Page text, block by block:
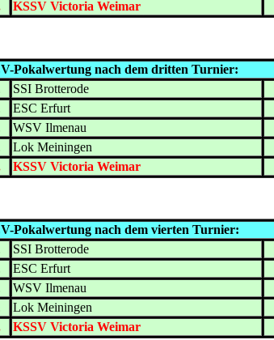
KSSV Victoria Weimar
Pokalwertung nach dem dritten Turnier:
SSI Brotterode
ESC Erfurt
WSV Ilmenau
Lok Meiningen
KSSV Victoria Weimar
Pokalwertung nach dem vierten Turnier:
SSI Brotterode
ESC Erfurt
WSV Ilmenau
Lok Meiningen
KSSV Victoria Weimar